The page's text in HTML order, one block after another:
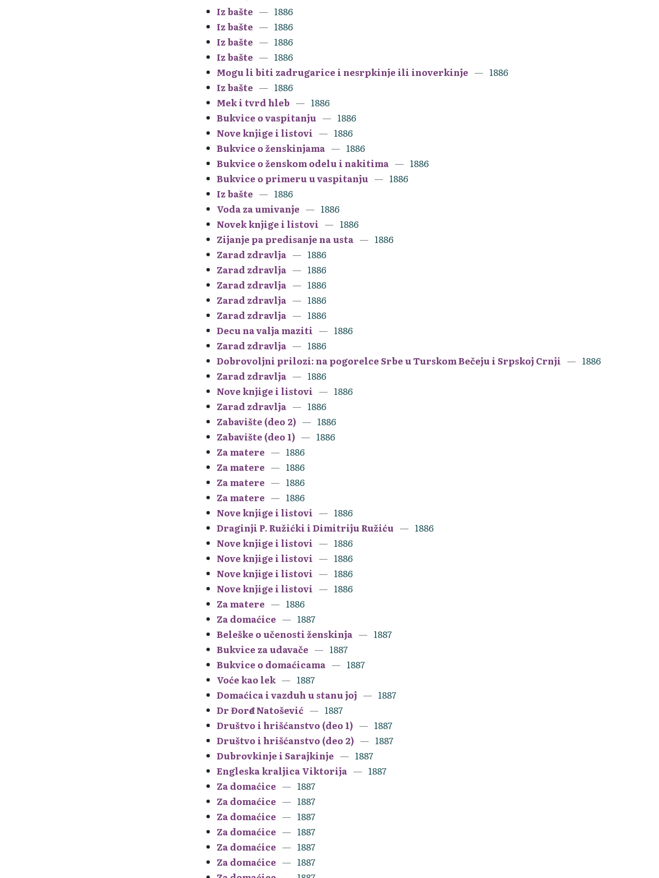
Iz bašte
1886
Iz bašte
1886
Iz bašte
1886
Iz bašte
1886
Mogu li biti zadrugarice i nesrpkinje ili inoverkinje
1886
Iz bašte
1886
Mek i tvrd hleb
1886
Bukvice o vaspitanju
1886
Nove knjige i listovi
1886
Bukvice o ženskinjama
1886
Bukvice o ženskom odelu i nakitima
1886
Bukvice o primeru u vaspitanju
1886
Iz bašte
1886
Voda za umivanje
1886
Novek knjige i listovi
1886
Zijanje pa predisanje na usta
1886
Zarad zdravlja
1886
Zarad zdravlja
1886
Zarad zdravlja
1886
Zarad zdravlja
1886
Zarad zdravlja
1886
Decu na valja maziti
1886
Zarad zdravlja
1886
Dobrovoljni prilozi: na pogorelce Srbe u Turskom Bečeju i Srpskoj Crnji
1886
Zarad zdravlja
1886
Nove knjige i listovi
1886
Zarad zdravlja
1886
Zabavište (deo 2)
1886
Zabavište (deo 1)
1886
Za matere
1886
Za matere
1886
Za matere
1886
Za matere
1886
Nove knjige i listovi
1886
Draginji P. Ružićki i Dimitriju Ružiću
1886
Nove knjige i listovi
1886
Nove knjige i listovi
1886
Nove knjige i listovi
1886
Nove knjige i listovi
1886
Za matere
1886
Za domaćice
1887
Beleške o učenosti ženskinja
1887
Bukvice za udavače
1887
Bukvice o domaćicama
1887
Voće kao lek
1887
Domaćica i vazduh u stanu joj
1887
Dr Đorđe Natošević
1887
Društvo i hrišćanstvo (deo 1)
1887
Društvo i hrišćanstvo (deo 2)
1887
Dubrovkinje i Sarajkinje
1887
Engleska kraljica Viktorija
1887
Za domaćice
1887
Za domaćice
1887
Za domaćice
1887
Za domaćice
1887
Za domaćice
1887
Za domaćice
1887